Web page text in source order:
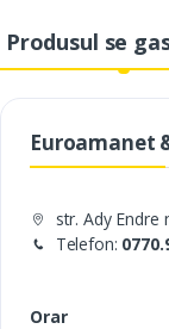
Produsul se
Euroamanet
str. Ady Endre
Telefon:
Orar